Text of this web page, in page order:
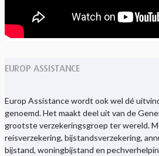
EUROP ASSISTANCE
Europ Assistance wordt ook wel dé
genoemd. Het maakt deel uit van de
grootste verzekeringsgroep ter wereld.
reisverzekering, bijstandsverzekering,
bijstand, woningbijstand en